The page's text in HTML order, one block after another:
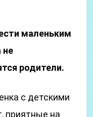
маленьким
не
родители.
с детскими
приятные на